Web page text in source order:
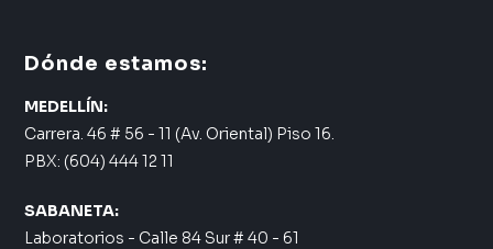
Dónde estamos:
MEDELLÍN:
Carrera. 46 # 56 - 11 (Av. Oriental) Piso 16.
PBX: (604) 444 12 11
SABANETA:
Laboratorios - Calle 84 Sur # 40 - 61